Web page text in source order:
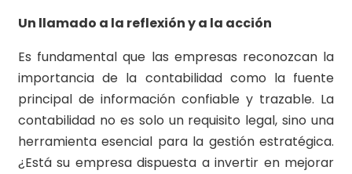
Un llamado a la reflexión y a la acción
Es fundamental que las empresas reconozcan la
importancia de la contabilidad como la fuente
principal de información confiable y trazable. La
contabilidad no es solo un requisito legal, sino una
herramienta esencial para la gestión estratégica.
¿Está su empresa dispuesta a invertir en mejorar